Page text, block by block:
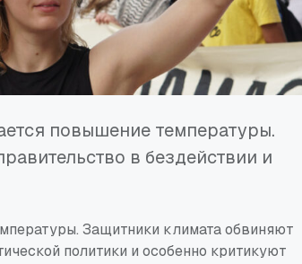
повышение температуры.
в бездействии и
Защитники климата обвиняют
политики и особенно критикуют